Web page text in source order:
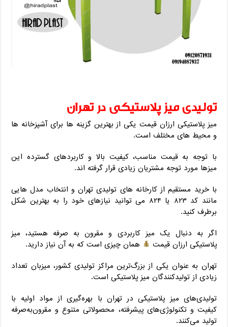
تولیدی میز پلاستیکی در تهران
میز پلاستیکی ارزان قیمت یکی از بهترین گزینه ها برای آشپزخانه ها
و محیط های مختلف است.
با توجه به قیمت مناسب، کیفیت بالا و کاربردهای گسترده این
میزها مورد توجه مشتریان زیادی قرار گرفته اند.
با خرید مستقیم از کارخانه های تولیدی تهران و انتخاب مدل هایی
مانند کد ۸۲۳ یا ۸۲۴ می توانید نیازهای خود را به بهترین شکل
برطرف کنید.
اگر به دنبال یک میز کاربردی و مقرون به صرفه هستید، میز
پلاستیکی ارزان قیمت
همان چیزی است که به آن نیاز دارید.
تهران به عنوان یکی از بزرگ‌ترین مراکز تولیدی کشور، میزبان تعداد
زیادی از تولیدکنندگان میز پلاستیکی است.
تولیدی‌های میز پلاستیکی در تهران با بهره‌گیری از مواد اولیه با
کیفیت و تکنولوژی‌های پیشرفته، محصولاتی متنوع و مقرون‌به‌صرفه
تولید می‌کنند.